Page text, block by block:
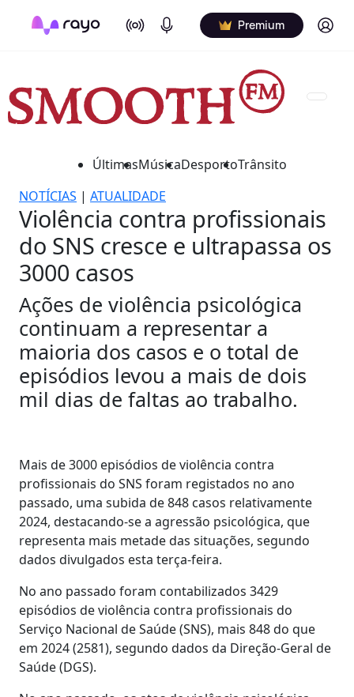
On Air Podcasts Premium Log in
ÚltimasMúsicaDesportoTrânsito
NOTÍCIAS | ATUALIDADE
Violência contra profissionais
do SNS cresce e ultrapassa os
3000 casos
Ações de violência psicológica
continuam a representar a
maioria dos casos e o total de
episódios levou a mais de dois
mil dias de faltas ao trabalho.
Mais de 3000 episódios de violência contra
profissionais do SNS foram registados no ano
passado, uma subida de 848 casos relativamente
2024, destacando-se a agressão psicológica, que
representa mais metade das situações, segundo
dados divulgados esta terça-feira.
No ano passado foram contabilizados 3429
episódios de violência contra profissionais do
Serviço Nacional de Saúde (SNS), mais 848 do que
em 2024 (2581), segundo dados da Direção-Geral de
Saúde (DGS).